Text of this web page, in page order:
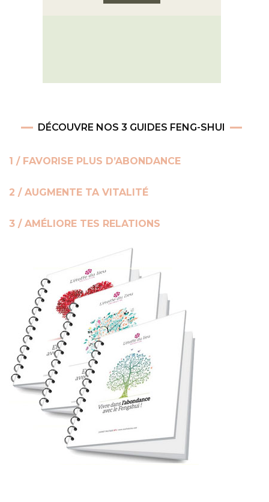
DÉCOUVRE NOS 3 GUIDES FENG-SHUI
1 / FAVORISE PLUS D’ABONDANCE
2 / AUGMENTE TA VITALITÉ
3 / AMÉLIORE TES RELATIONS